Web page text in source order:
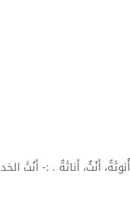
أُنوثَةٌ، أَنْثٌ، أَناثَةٌ . :- أَنُثَ